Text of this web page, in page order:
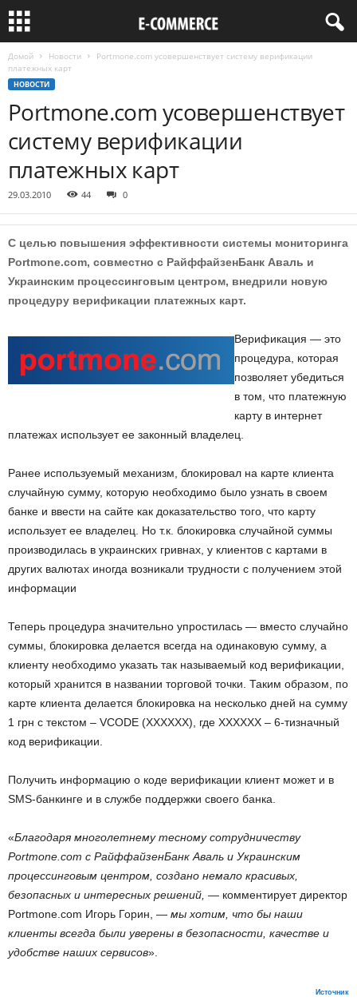
Домой Новости
Portmone.com усовершенствует систему верификации
платежных карт
НОВОСТИ
Portmone.com усовершенствует
систему верификации
платежных карт
29.03.2010 44 0
С целью повышения эффективности системы мониторинга
Portmone.com, совместно с РайффайзенБанк Аваль и
Украинским процессинговым центром, внедрили новую
процедуру верификации платежных карт.
Верификация — это
процедура, которая
позволяет убедиться
в том, что платежную
карту в интернет
платежах использует ее законный владелец.
Ранее используемый механизм, блокировал на карте клиента
случайную сумму, которую необходимо было узнать в своем
банке и ввести на сайте как доказательство того, что карту
использует ее владелец. Но т.к. блокировка случайной суммы
производилась в украинских гривнах, у клиентов с картами в
других валютах иногда возникали трудности с получением этой
информации
Теперь процедура значительно упростилась — вместо случайно
суммы, блокировка делается всегда на одинаковую сумму, а
клиенту необходимо указать так называемый код верификации,
который хранится в названии торговой точки. Таким образом, по
карте клиента делается блокировка на несколько дней на сумму
1 грн с текстом – VCODE (ХХХХХХ), где XXXXXX – 6-тизначный
код верификации.
Получить информацию о коде верификации клиент может и в
SMS-банкинге и в службе поддержки своего банка.
«Благодаря многолетнему тесному сотрудничеству
Portmone.com с РайффайзенБанк Аваль и Украинским
процессинговым центром, создано немало красивых,
безопасных и интересных решений, — комментирует директор
Portmone.com Игорь Горин, — мы хотим, что бы наши
клиенты всегда были уверены в безопасности, качестве и
удобстве наших сервисов».
Источник